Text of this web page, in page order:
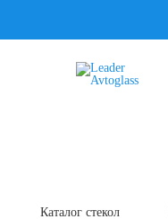
Каталог стекол